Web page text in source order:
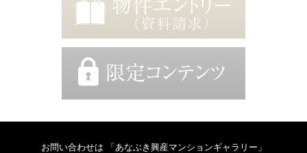
お問い合わせは 「あなぶき興産マンションギャラリー」